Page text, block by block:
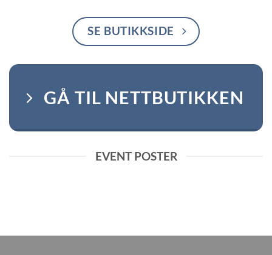
SE BUTIKKSIDE
GÅ TIL NETTBUTIKKEN
EVENT POSTER